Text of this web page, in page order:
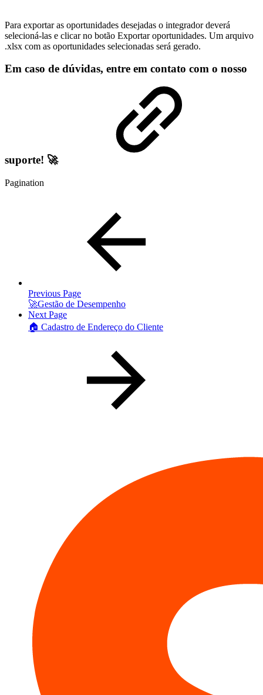
Para exportar as oportunidades desejadas o integrador deverá
selecioná-las e clicar no botão Exportar oportunidades. Um arquivo
.xlsx com as oportunidades selecionadas será gerado.
Em caso de dúvidas, entre em contato com o nosso
suporte! 🚀
Pagination
Previous Page
🚀Gestão de Desempenho
Next Page
🏠 Cadastro de Endereço do Cliente